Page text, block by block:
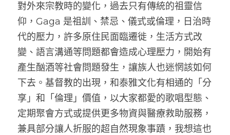
對外來宗教時的變化，過去只有傳統的祖靈信
仰，Gaga 是祖訓、禁忌、儀式或倫理，日治時
代的壓力，許多原住民面臨遷徙，生活方式改
變、語言溝通等問題都會造成心理壓力，開始有
產生酗酒等社會問題發生，讓族人也迷惘該如何
下去。基督教的出現，和泰雅文化有相通的「分
享」和「倫理」價值，以大家都愛的歌唱型態、
定期聚會方式或提供更多物資與醫療救助服務，
兼具部分讓人折服的超自然現象事蹟，我想這也